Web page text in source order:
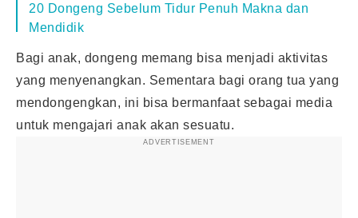
20 Dongeng Sebelum Tidur Penuh Makna dan
Mendidik
Bagi anak, dongeng memang bisa menjadi aktivitas
yang menyenangkan. Sementara bagi orang tua yang
mendongengkan, ini bisa bermanfaat sebagai media
untuk mengajari anak akan sesuatu.
ADVERTISEMENT